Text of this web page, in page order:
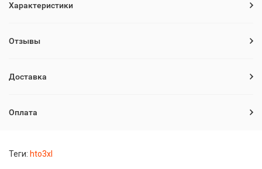
Характеристики
Отзывы
Доставка
Оплата
Теги: hto3xl